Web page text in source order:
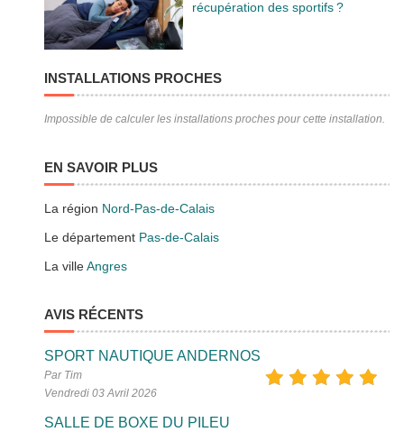
récupération des sportifs ?
INSTALLATIONS PROCHES
Impossible de calculer les installations proches pour cette installation.
EN SAVOIR PLUS
La région Nord-Pas-de-Calais
Le département Pas-de-Calais
La villeAngres
AVIS RÉCENTS
SPORT NAUTIQUE ANDERNOS
Par Tim
Vendredi 03 Avril 2026
SALLE DE BOXE DU PILEU